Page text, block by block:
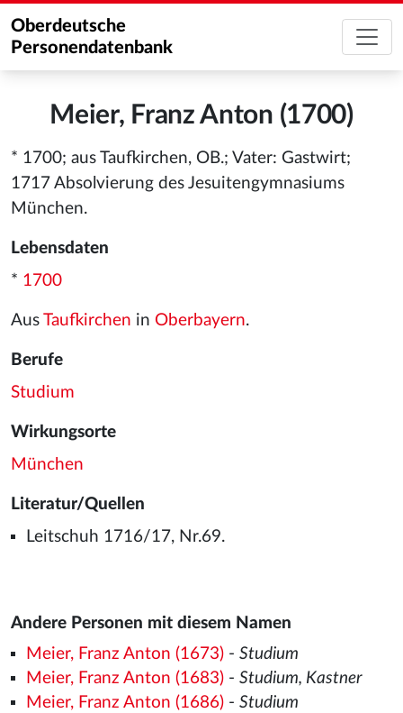
Oberdeutsche
Personendatenbank
Meier, Franz Anton (1700)
* 1700; aus Taufkirchen, OB.; Vater: Gastwirt;
1717 Absolvierung des Jesuitengymnasiums
München.
Lebensdaten
* 1700
Aus Taufkirchen in Oberbayern.
Berufe
Studium
Wirkungsorte
München
Literatur/Quellen
Leitschuh 1716/17, Nr.69.
Andere Personen mit diesem Namen
Meier, Franz Anton (1673)- Studium
Meier, Franz Anton (1683)- Studium, Kastner
Meier, Franz Anton (1686)- Studium